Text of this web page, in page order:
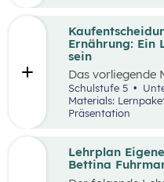
„Nachhaltiger
durch
und sogenannte
Ernährung: Ein
sein
Das vorliegende
Lebensmitteln,
nachhaltige
sein“aufgebaut.
Materialien
Schulstufe 5
Materials:
Präsentation
Lehrplan
Bettina